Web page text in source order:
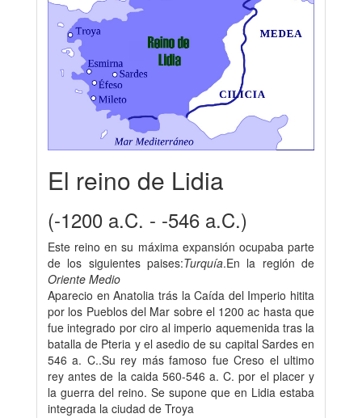
El reino de Lidia
(-1200 a.C. - -546 a.C.)
Este reino en su máxima expansión ocupaba parte
de los siguientes paises:Turquía.En la región de
Oriente Medio
Aparecio en Anatolia trás la Caída del Imperio hitita
por los Pueblos del Mar sobre el 1200 ac hasta que
fue integrado por ciro al imperio aquemenida tras la
batalla de Pteria y el asedio de su capital Sardes en
546 a. C..Su rey más famoso fue Creso el ultimo
rey antes de la caida 560-546 a. C. por el placer y
la guerra del reino. Se supone que en Lidia estaba
integrada la ciudad de Troya